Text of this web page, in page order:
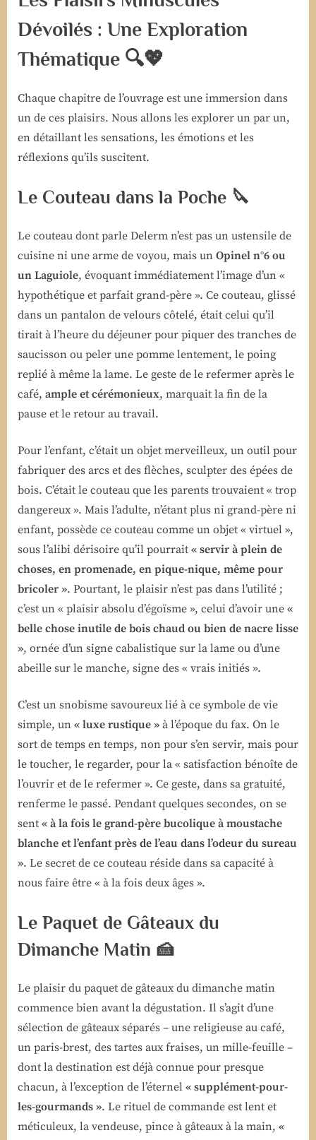
Dévoilés : Une Exploration
Thématique 🔍💖
Chaque chapitre de l’ouvrage est une immersion dans
un de ces plaisirs. Nous allons les explorer un par un,
en détaillant les sensations, les émotions et les
réflexions qu’ils suscitent.
Le Couteau dans la Poche 🔪
Le couteau dont parle Delerm n’est pas un ustensile de
cuisine ni une arme de voyou, mais un Opinel n°6 ou
un Laguiole, évoquant immédiatement l’image d’un «
hypothétique et parfait grand-père ». Ce couteau, glissé
dans un pantalon de velours côtelé, était celui qu’il
tirait à l’heure du déjeuner pour piquer des tranches de
saucisson ou peler une pomme lentement, le poing
replié à même la lame. Le geste de le refermer après le
café, ample et cérémonieux, marquait la fin de la
pause et le retour au travail.
Pour l’enfant, c’était un objet merveilleux, un outil pour
fabriquer des arcs et des flèches, sculpter des épées de
bois. C’était le couteau que les parents trouvaient « trop
dangereux ». Mais l’adulte, n’étant plus ni grand-père ni
enfant, possède ce couteau comme un objet « virtuel »,
sous l’alibi dérisoire qu’il pourrait « servir à plein de
choses, en promenade, en pique-nique, même pour
bricoler ». Pourtant, le plaisir n’est pas dans l’utilité ;
c’est un « plaisir absolu d’égoïsme », celui d’avoir une «
belle chose inutile de bois chaud ou bien de nacre lisse
», ornée d’un signe cabalistique sur la lame ou d’une
abeille sur le manche, signe des « vrais initiés ».
C’est un snobisme savoureux lié à ce symbole de vie
simple, un « luxe rustique » à l’époque du fax. On le
sort de temps en temps, non pour s’en servir, mais pour
le toucher, le regarder, pour la « satisfaction bénoîte de
l’ouvrir et de le refermer ». Ce geste, dans sa gratuité,
renferme le passé. Pendant quelques secondes, on se
sent « à la fois le grand-père bucolique à moustache
blanche et l’enfant près de l’eau dans l’odeur du sureau
». Le secret de ce couteau réside dans sa capacité à
nous faire être « à la fois deux âges ».
Le Paquet de Gâteaux du
Dimanche Matin 🍰
Le plaisir du paquet de gâteaux du dimanche matin
commence bien avant la dégustation. Il s’agit d’une
sélection de gâteaux séparés – une religieuse au café,
un paris-brest, des tartes aux fraises, un mille-feuille –
dont la destination est déjà connue pour presque
chacun, à l’exception de l’éternel « supplément-pour-
les-gourmands ». Le rituel de commande est lent et
méticuleux, la vendeuse, pince à gâteaux à la main, «